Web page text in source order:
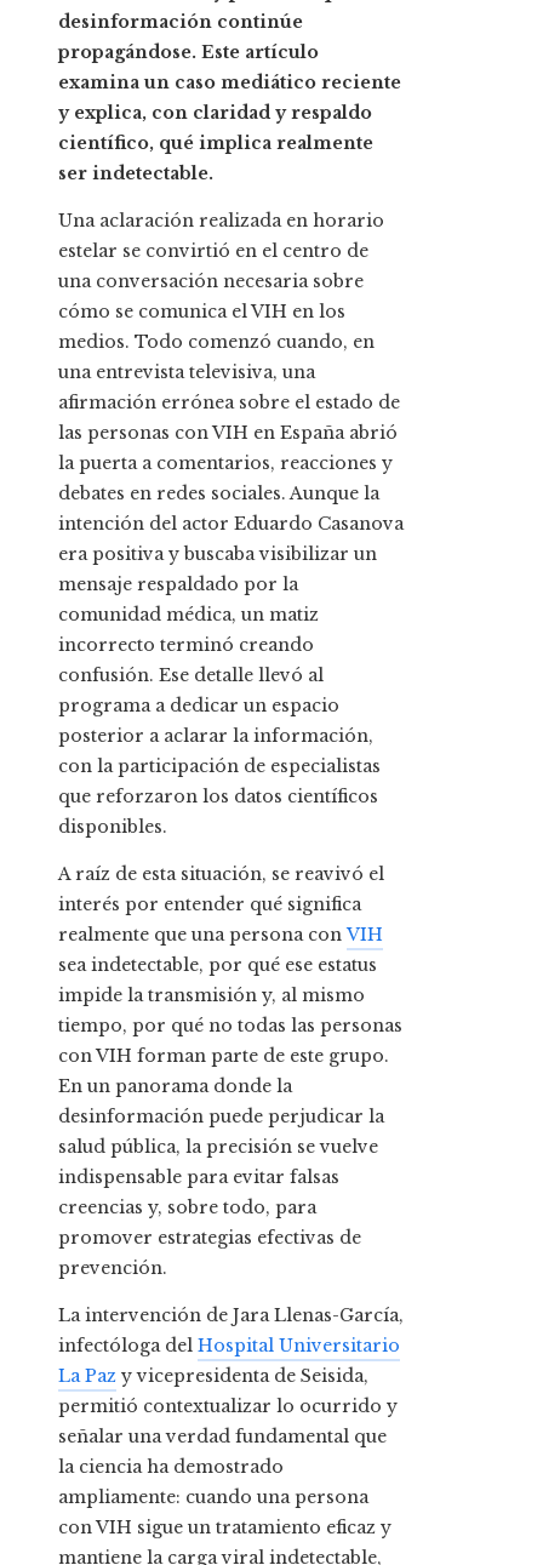
desinformación continúe
propagándose. Este artículo
examina un caso mediático reciente
y explica, con claridad y respaldo
científico, qué implica realmente
ser indetectable.
Una aclaración realizada en horario
estelar se convirtió en el centro de
una conversación necesaria sobre
cómo se comunica el VIH en los
medios. Todo comenzó cuando, en
una entrevista televisiva, una
afirmación errónea sobre el estado de
las personas con VIH en España abrió
la puerta a comentarios, reacciones y
debates en redes sociales. Aunque la
intención del actor Eduardo Casanova
era positiva y buscaba visibilizar un
mensaje respaldado por la
comunidad médica, un matiz
incorrecto terminó creando
confusión. Ese detalle llevó al
programa a dedicar un espacio
posterior a aclarar la información,
con la participación de especialistas
que reforzaron los datos científicos
disponibles.
A raíz de esta situación, se reavivó el
interés por entender qué significa
realmente que una persona conVIH
sea indetectable, por qué ese estatus
impide la transmisión y, al mismo
tiempo, por qué no todas las personas
con VIH forman parte de este grupo.
En un panorama donde la
desinformación puede perjudicar la
salud pública, la precisión se vuelve
indispensable para evitar falsas
creencias y, sobre todo, para
promover estrategias efectivas de
prevención.
La intervención de Jara Llenas-García,
infectóloga del Hospital Universitario
La Paz y vicepresidenta de Seisida,
permitió contextualizar lo ocurrido y
señalar una verdad fundamental que
la ciencia ha demostrado
ampliamente: cuando una persona
con VIH sigue un tratamiento eficaz y
mantiene la carga viral indetectable,